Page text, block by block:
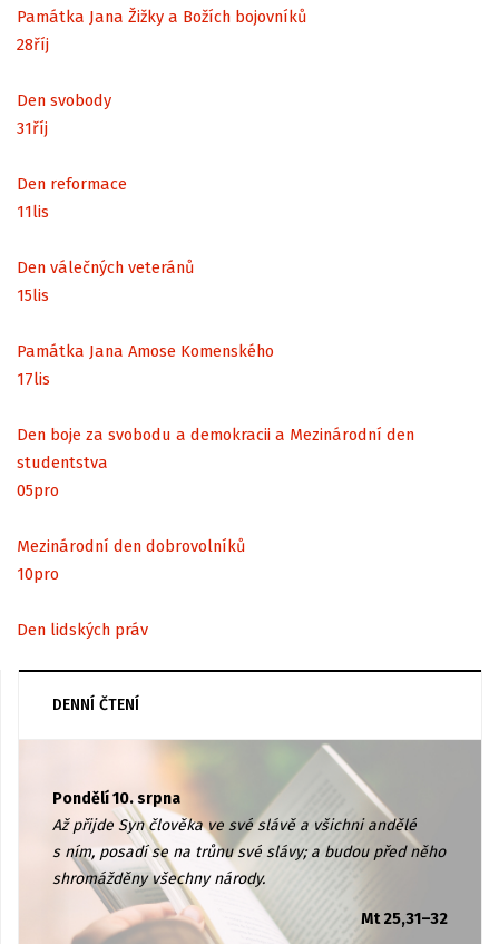
Památka Jana Žižky a Božích bojovníků
28říj
Den svobody
31říj
Den reformace
11lis
Den válečných veteránů
15lis
Památka Jana Amose Komenského
17lis
Den boje za svobodu a demokracii a Mezinárodní den
studentstva
05pro
Mezinárodní den dobrovolníků
10pro
Den lidských práv
DENNÍ ČTENÍ
Pondělí 10. srpna
Až přijde Syn člověka ve své slávě a všichni andělé
s ním, posadí se na trůnu své slávy; a budou před něho
shromážděny všechny národy.
Mt 25,31–32